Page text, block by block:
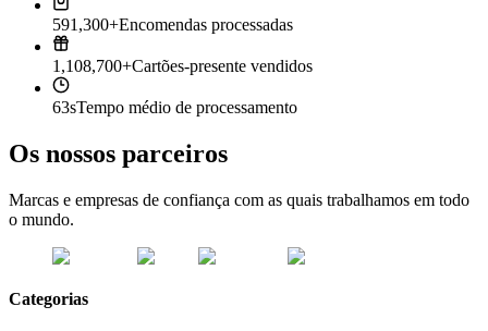
591,300+Encomendas processadas
1,108,700+Cartões-presente vendidos
63sTempo médio de processamento
Os nossos parceiros
Marcas e empresas de confiança com as quais trabalhamos em todo
o mundo.
Categorias